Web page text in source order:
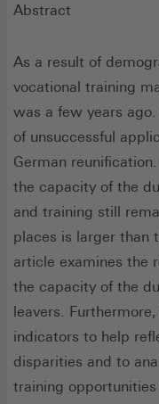
Abstract
As a result of
vocational training
was a few years
of unsuccessful
German
the capacity of the
and training still
places is larger than
article examines the
the capacity of the
leavers.
indicators to help
disparities and to
training opportunities